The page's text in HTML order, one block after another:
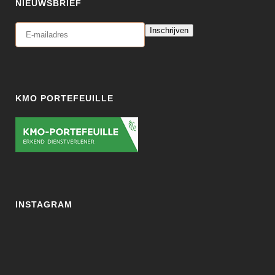
NIEUWSBRIEF
Inschrijven
KMO PORTEFEUILLE
INSTAGRAM